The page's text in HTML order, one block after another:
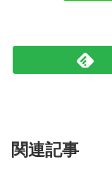
関連記事